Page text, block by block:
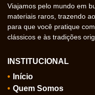
Viajamos pelo mundo em
materiais raros, trazendo
para que você pratique
clássicos e às tradições
INSTITUCIONAL
Início
Quem Somos